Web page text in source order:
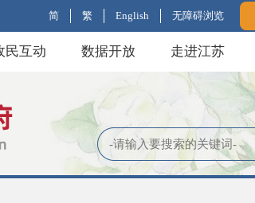
简 繁 English 无障碍浏览
民互动 数据开放 走进江苏